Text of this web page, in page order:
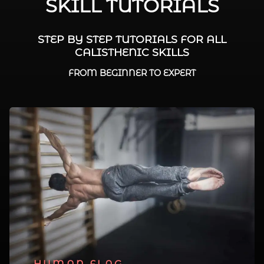
SKILL TUTORIALS
STEP BY STEP TUTORIALS FOR ALL
CALISTHENIC SKILLS
FROM BEGINNER TO EXPERT